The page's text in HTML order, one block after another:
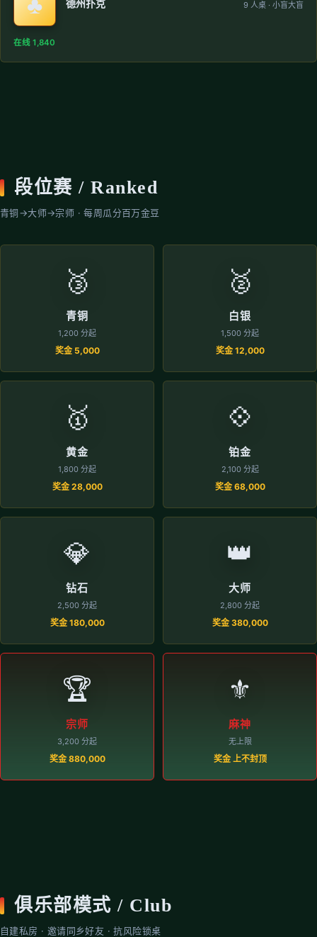
德州扑克 9 人桌 · 小盲大盲
在线 1,840
段位赛 / Ranked
青铜→大师→宗师 · 每周瓜分百万金豆
🥉
青铜
1,200 分起
奖金 5,000
🥈
白银
1,500 分起
奖金 12,000
🥇
黄金
1,800 分起
奖金 28,000
💠
铂金
2,100 分起
奖金 68,000
💎
钻石
2,500 分起
奖金 180,000
👑
大师
2,800 分起
奖金 380,000
🏆
宗师
3,200 分起
奖金 880,000
⚜️
麻神
无上限
奖金 上不封顶
俱乐部模式 / Club
自建私房 · 邀请同乡好友 · 抗风险锁桌